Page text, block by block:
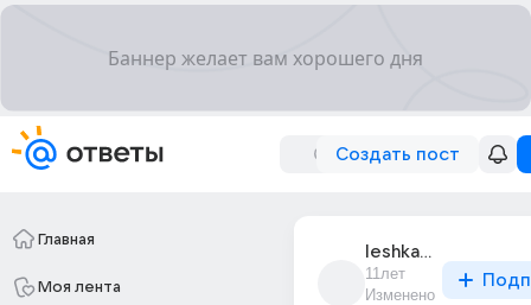
Создать пост
Главная
Моя лента
leshka_441
11лет
Изменено